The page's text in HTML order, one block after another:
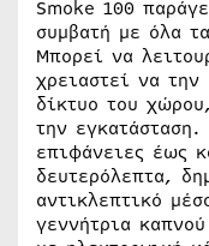
Smoke 100
συμβατή με όλα
Μπορεί να
χρειαστεί να την
δίκτυο του
την εγκατάσταση.
επιφάνειες έως
δευτερόλεπτα,
αντικλεπτικό
γεννήτρια